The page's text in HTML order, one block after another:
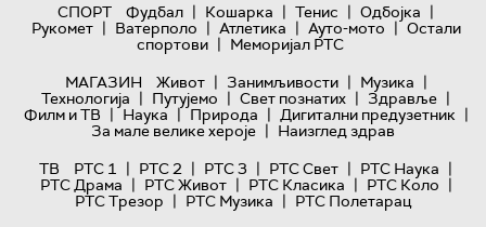
СПОРТ
Фудбал | Кошарка | Тенис | Одбојка |
Рукомет | Ватерполо | Атлетика | Ауто-мото | Остали
спортови | Меморијал РТС
МАГАЗИН
Живот | Занимљивости | Музика |
Технологијa | Путујемо | Свет познатих | Здравље |
Филм и ТВ | Наука | Природа | Дигитални предузетник |
За мале велике хероје | Наизглед здрав
ТВ
РТС 1 | РТС 2 | РТС 3 | РТС Свет | РТС Наука |
РТС Драма | РТС Живот | РТС Класика | РТС Коло |
РТС Трезор | РТС Музика | РТС Полетарац